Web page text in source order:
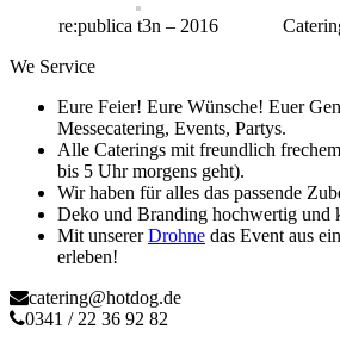
re:publica t3n – 2016
We Service
Eure Feier! Eure Wünsche! Euer
Messecatering, Events, Partys.
Alle Caterings mit freundlich
bis 5 Uhr morgens geht).
Wir haben für alles das passende
Deko und Branding hochwertig und
Mit unsererDrohne das Event aus
erleben!
catering@hotdog.de
0341 / 22 36 92 82